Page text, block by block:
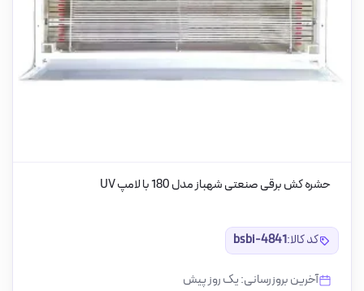
حشره کش برقی صنعتی شهباز مدل 180 با لامپ UV
کد کالا:bsbi-4841
آخرین بروزرسانی: یک روز پیش